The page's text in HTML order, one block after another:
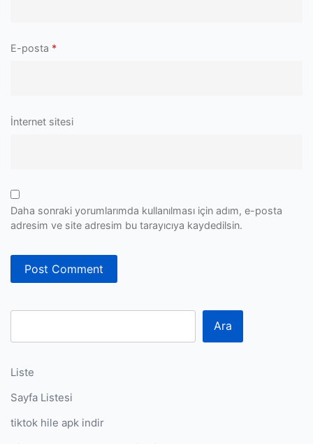
E-posta *
İnternet sitesi
Daha sonraki yorumlarımda kullanılması için adım, e-posta
adresim ve site adresim bu tarayıcıya kaydedilsin.
Ara
Liste
Sayfa Listesi
tiktok hile apk indir